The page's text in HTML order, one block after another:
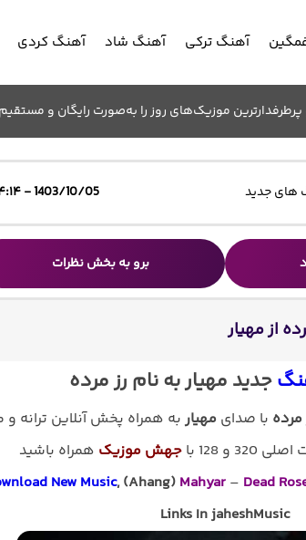
آهنگ ترکی آهنگ شاد آهنگ کردی
موزیک‌های روز را به‌صورت رایگان و
های جدید 1403/10/05 - ۰۴:۱۴
برو به بخش نظرات
از مهیار
جدید مهیار به نام رز مرده
مرده با صدای مهیار به همراه پخش آنلاین ترانه و
و 128 با
جهش موزیک همراه باشید
New Music, (Ahang) Mahyar– Dead
Links In jaheshMusic